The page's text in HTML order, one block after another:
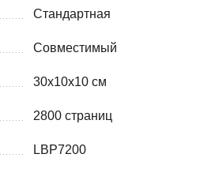
Стандартная
Совместимый
30x10x10 см
2800 страниц
LBP7200